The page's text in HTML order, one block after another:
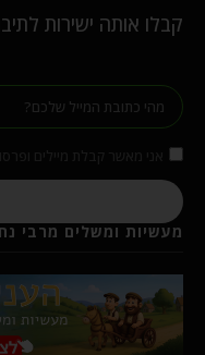
קבלו אותה ישירות
מעשיות ומשלים מרבי